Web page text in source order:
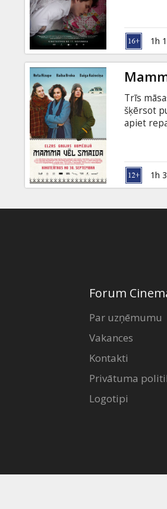
valodā.1h
Trīs
šķērsot
apiet
1h
Forum
Par uzņēmumu
Vakances
Kontakti
Privātuma
Logotipi